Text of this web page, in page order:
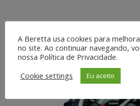
A Beretta usa cookies para
no site. Ao continuar navegando,
nossa Política de Privacidade.
Cookie settings
Eu aceito